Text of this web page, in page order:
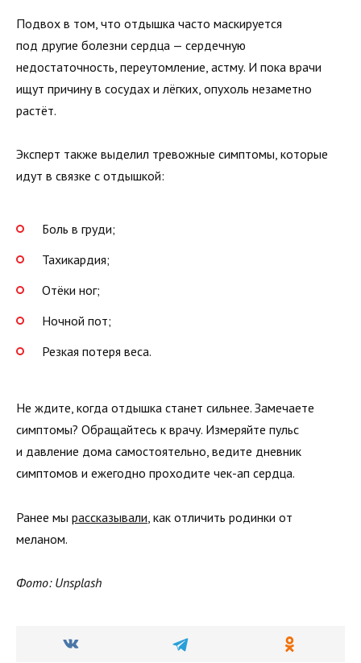
Подвох в том, что отдышка часто маскируется
под другие болезни сердца — сердечную
недостаточность, переутомление, астму. И пока врачи
ищут причину в сосудах и лёгких, опухоль незаметно
растёт.
Эксперт также выделил тревожные симптомы, которые
идут в связке с отдышкой:
Боль в груди;
Тахикардия;
Отёки ног;
Ночной пот;
Резкая потеря веса.
Не ждите, когда отдышка станет сильнее. Замечаете
симптомы? Обращайтесь к врачу. Измеряйте пульс
и давление дома самостоятельно, ведите дневник
симптомов и ежегодно проходите чек-ап сердца.
Ранее мы рассказывали , как отличить родинки от
меланом.
Фото: Unsplash